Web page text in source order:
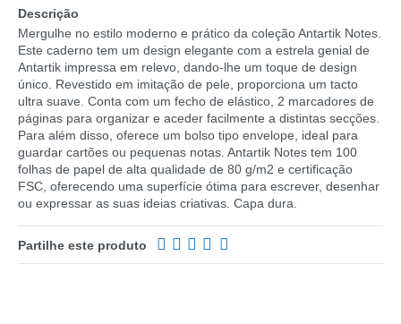
Descrição
Mergulhe no estilo moderno e prático da coleção Antartik Notes.
Este caderno tem um design elegante com a estrela genial de
Antartik impressa em relevo, dando-lhe um toque de design
único. Revestido em imitação de pele, proporciona um tacto
ultra suave. Conta com um fecho de elástico, 2 marcadores de
páginas para organizar e aceder facilmente a distintas secções.
Para além disso, oferece um bolso tipo envelope, ideal para
guardar cartões ou pequenas notas. Antartik Notes tem 100
folhas de papel de alta qualidade de 80 g/m2 e certificação
FSC, oferecendo uma superfície ótima para escrever, desenhar
ou expressar as suas ideias criativas. Capa dura.
Partilhe este produto